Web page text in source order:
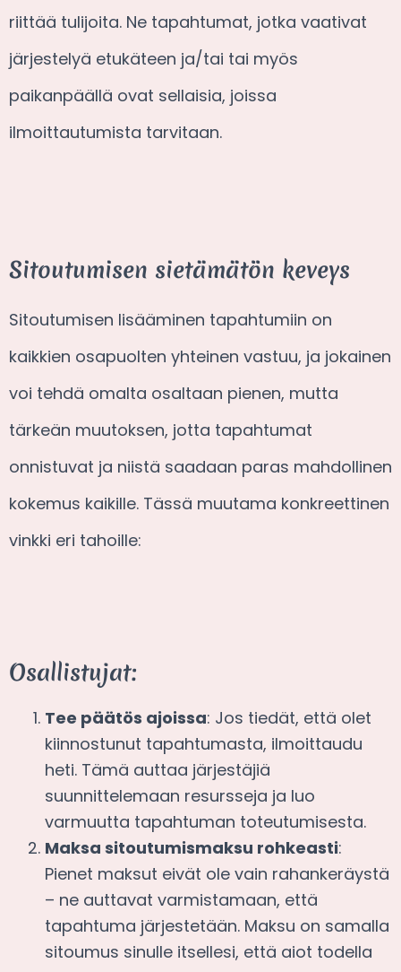
riittää tulijoita. Ne tapahtumat, jotka vaativat
järjestelyä etukäteen ja/tai tai myös
paikanpäällä ovat sellaisia, joissa
ilmoittautumista tarvitaan.
Sitoutumisen sietämätön keveys
Sitoutumisen lisääminen tapahtumiin on
kaikkien osapuolten yhteinen vastuu, ja jokainen
voi tehdä omalta osaltaan pienen, mutta
tärkeän muutoksen, jotta tapahtumat
onnistuvat ja niistä saadaan paras mahdollinen
kokemus kaikille. Tässä muutama konkreettinen
vinkki eri tahoille:
Osallistujat:
Tee päätös ajoissa: Jos tiedät, että olet
kiinnostunut tapahtumasta, ilmoittaudu
heti. Tämä auttaa järjestäjiä
suunnittelemaan resursseja ja luo
varmuutta tapahtuman toteutumisesta.
Maksa sitoutumismaksu rohkeasti:
Pienet maksut eivät ole vain rahankeräystä
– ne auttavat varmistamaan, että
tapahtuma järjestetään. Maksu on samalla
sitoumus sinulle itsellesi, että aiot todella